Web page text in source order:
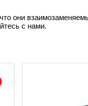
они
с нами.